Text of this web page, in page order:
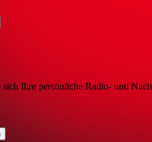
Ihre persönliche Radio- und